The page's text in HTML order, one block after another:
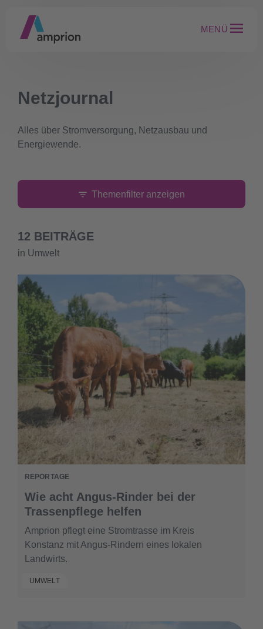
MENÜ
Netzjournal
Alles über Stromversorgung, Netzausbau und
Energiewende.
Themenfilter anzeigen
12 BEITRÄGE
in Umwelt
REPORTAGE
Wie acht Angus-Rinder bei der
Trassenpflege helfen
Amprion pflegt eine Stromtrasse im Kreis
Konstanz mit Angus-Rindern eines lokalen
Landwirts.
UMWELT